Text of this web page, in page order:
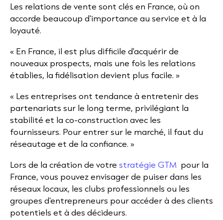
Les relations de vente sont clés en France, où on
accorde beaucoup d'importance au service et à la
loyauté.
« En France, il est plus difficile d'acquérir de
nouveaux prospects, mais une fois les relations
établies, la fidélisation devient plus facile. »
« Les entreprises ont tendance à entretenir des
partenariats sur le long terme, privilégiant la
stabilité et la co-construction avec les
fournisseurs. Pour entrer sur le marché, il faut du
réseautage et de la confiance. »
Lors de la création de votre stratégie GTM pour la
France, vous pouvez envisager de puiser dans les
réseaux locaux, les clubs professionnels ou les
groupes d’entrepreneurs pour accéder à des clients
potentiels et à des décideurs.